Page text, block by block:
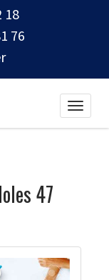
18
76
Toggle
47